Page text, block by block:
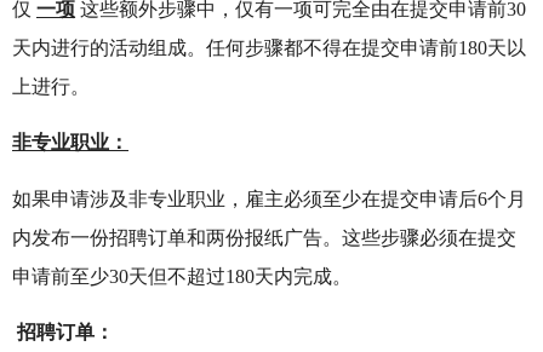
仅 一项 这些额外步骤中，仅有一项可完全由在提交申请前30
天内进行的活动组成。任何步骤都不得在提交申请前180天以
上进行。
非专业职业：
如果申请涉及非专业职业，雇主必须至少在提交申请后6个月
内发布一份招聘订单和两份报纸广告。这些步骤必须在提交
申请前至少30天但不超过180天内完成。
招聘订单：